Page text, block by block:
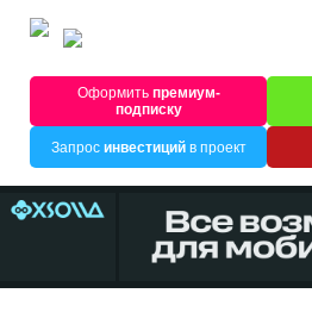
Оформитьпремиум-
подписку
Запрос инвестицийв проект